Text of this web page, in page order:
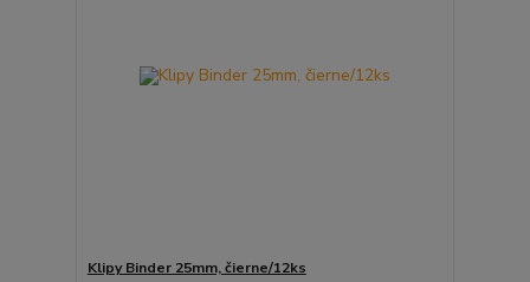
Klipy Binder 25mm, čierne/12ks